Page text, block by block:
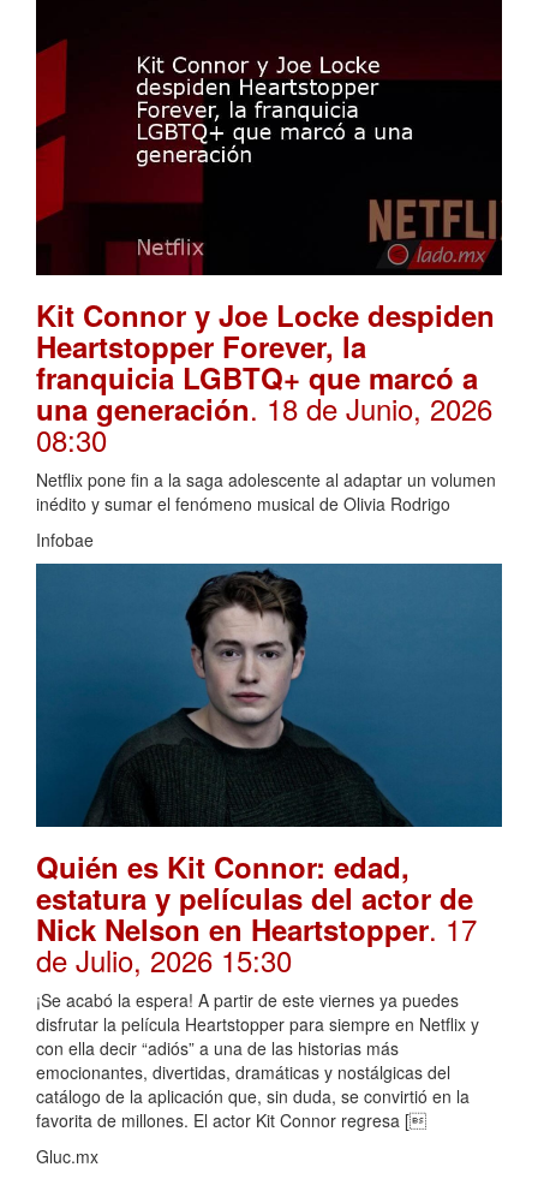
Kit Connor y Joe Locke despiden
Heartstopper Forever, la
franquicia LGBTQ+ que marcó a
una generación. 18 de Junio, 2026
08:30
Netflix pone fin a la saga adolescente al adaptar un volumen
inédito y sumar el fenómeno musical de Olivia Rodrigo
Infobae
Quién es Kit Connor: edad,
estatura y películas del actor de
Nick Nelson en Heartstopper. 17
de Julio, 2026 15:30
¡Se acabó la espera! A partir de este viernes ya puedes
disfrutar la película Heartstopper para siempre en Netflix y
con ella decir “adiós” a una de las historias más
emocionantes, divertidas, dramáticas y nostálgicas del
catálogo de la aplicación que, sin duda, se convirtió en la
favorita de millones. El actor Kit Connor regresa [
Gluc.mx